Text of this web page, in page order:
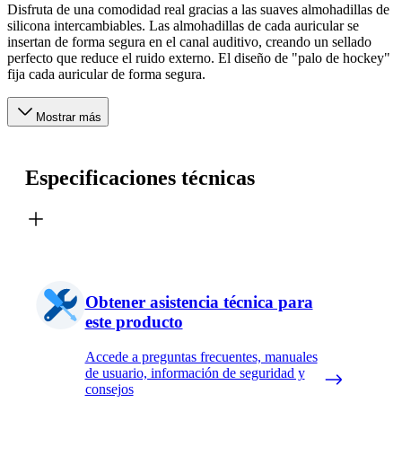
Disfruta de una comodidad real gracias a las suaves almohadillas de
silicona intercambiables. Las almohadillas de cada auricular se
insertan de forma segura en el canal auditivo, creando un sellado
perfecto que reduce el ruido externo. El diseño de "palo de hockey"
fija cada auricular de forma segura.
Mostrar más
Especificaciones técnicas
Obtener asistencia técnica para
este producto
Accede a preguntas frecuentes, manuales
de usuario, información de seguridad y
consejos